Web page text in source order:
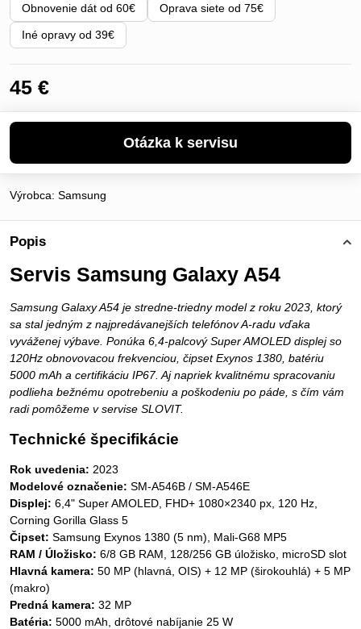
Obnovenie dát od 60€ Oprava siete od 75€
Iné opravy od 39€
45 €
Výrobca: Samsung
Popis
Servis Samsung Galaxy A54
Samsung Galaxy A54 je stredne-triedny model z roku 2023, ktorý
sa stal jedným z najpredávanejších telefónov A-radu vďaka
vyváženej výbave. Ponúka 6,4-palcový Super AMOLED displej so
120Hz obnovovacou frekvenciou, čipset Exynos 1380, batériu
5000 mAh a certifikáciu IP67. Aj napriek kvalitnému spracovaniu
podlieha bežnému opotrebeniu a poškodeniu po páde, s čím vám
radi pomôžeme v servise SLOVIT.
Technické špecifikácie
Rok uvedenia: 2023
Modelové označenie: SM-A546B / SM-A546E
Displej: 6,4" Super AMOLED, FHD+ 1080×2340 px, 120 Hz,
Corning Gorilla Glass 5
Čipset: Samsung Exynos 1380 (5 nm), Mali-G68 MP5
RAM / Úložisko: 6/8 GB RAM, 128/256 GB úložisko, microSD slot
Hlavná kamera: 50 MP (hlavná, OIS) + 12 MP (širokouhlá) + 5 MP
(makro)
Predná kamera: 32 MP
Batéria: 5000 mAh, drôtové nabíjanie 25 W